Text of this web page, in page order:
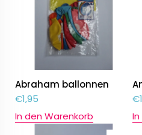
Abraham ballonnen
€1,95
In den Warenkorb
€